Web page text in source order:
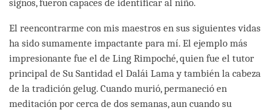
signos, fueron capaces de identificar al niño.
El reencontrarme con mis maestros en sus siguientes vidas
ha sido sumamente impactante para mí. El ejemplo más
impresionante fue el de Ling Rimpoché, quien fue el tutor
principal de Su Santidad el Dalái Lama y también la cabeza
de la tradición gelug. Cuando murió, permaneció en
meditación por cerca de dos semanas, aun cuando su